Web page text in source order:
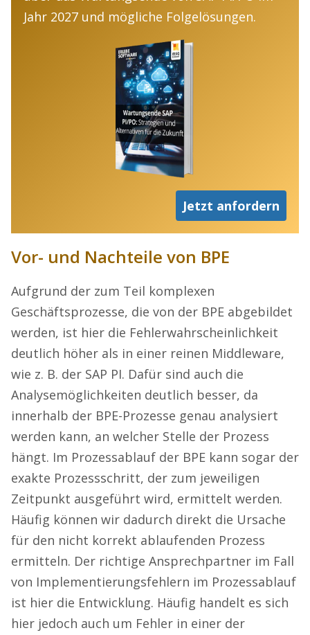
Jahr 2027 und mögliche Folgelösungen.
Jetzt anfordern
Vor- und Nachteile von BPE
Aufgrund der zum Teil komplexen
Geschäftsprozesse, die von der BPE abgebildet
werden, ist hier die Fehlerwahrscheinlichkeit
deutlich höher als in einer reinen Middleware,
wie z. B. der SAP PI. Dafür sind auch die
Analysemöglichkeiten deutlich besser, da
innerhalb der BPE-Prozesse genau analysiert
werden kann, an welcher Stelle der Prozess
hängt. Im Prozessablauf der BPE kann sogar der
exakte Prozessschritt, der zum jeweiligen
Zeitpunkt ausgeführt wird, ermittelt werden.
Häufig können wir dadurch direkt die Ursache
für den nicht korrekt ablaufenden Prozess
ermitteln. Der richtige Ansprechpartner im Fall
von Implementierungsfehlern im Prozessablauf
ist hier die Entwicklung. Häufig handelt es sich
hier jedoch auch um Fehler in einer der